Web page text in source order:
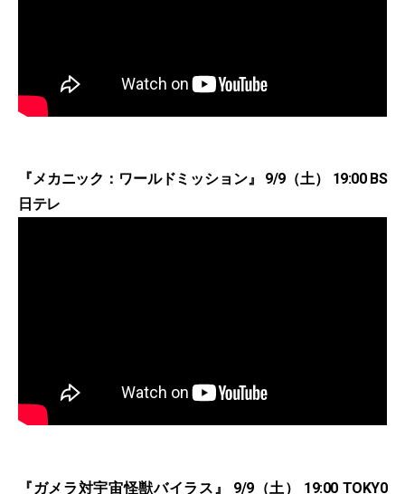
『メカニック：ワールドミッション』 9/9（土） 19:00 BS
日テレ
『ガメラ対宇宙怪獣バイラス』 9/9（土） 19:00 TOKY0